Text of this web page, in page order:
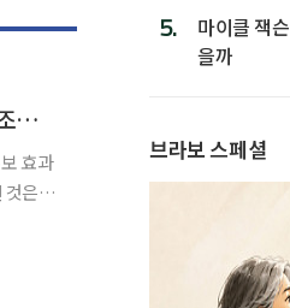
잼버리·코로나·산불…국가 호출에 발 빠른 지원자 [APEC, 국익 조력자 기업]
효과
5.
마이클 잭
을까
브라보 스페셜